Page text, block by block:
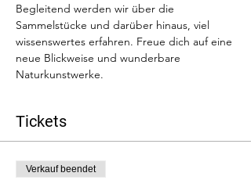
Begleitend werden wir über die
Sammelstücke und darüber hinaus, viel
wissenswertes erfahren. Freue dich auf eine
neue Blickweise und wunderbare
Naturkunstwerke.
Tickets
Verkauf beendet